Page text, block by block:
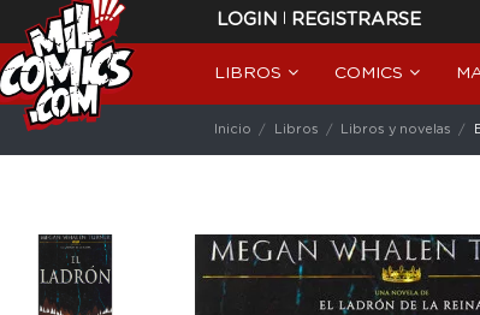
LOGIN | REGISTRARSE
LIBROS COMICS
Inicio Libros Libros y novelas